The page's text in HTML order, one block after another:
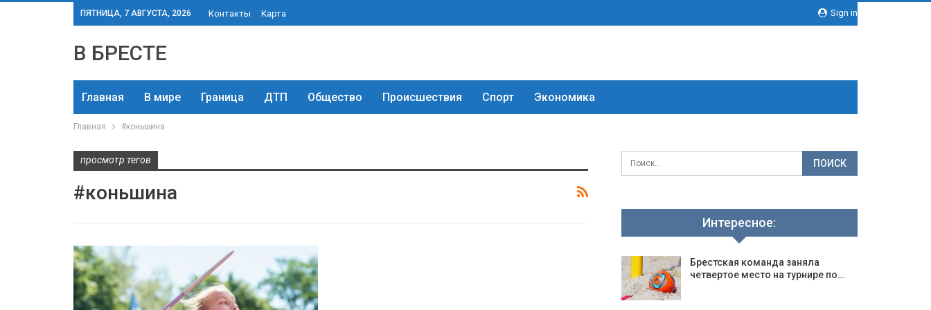
Sign in
ПЯТНИЦА, 7 АВГУСТА, 2026 Контакты Карта
В БРЕСТЕ
Главная В мире Граница ДТП Общество Происшествия Спорт Экономика
Главная #коньшина
просмотр тегов
#коньшина
Интересное:
Брестская команда заняла
четвертое место на турнире по…